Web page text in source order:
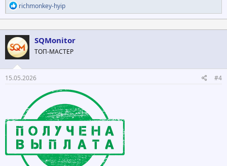
Р
е
а
к
ц
и
и
:
richmonkey-hyip
SQMonitor
ТОП-МАСТЕР
15.05.2026 #4